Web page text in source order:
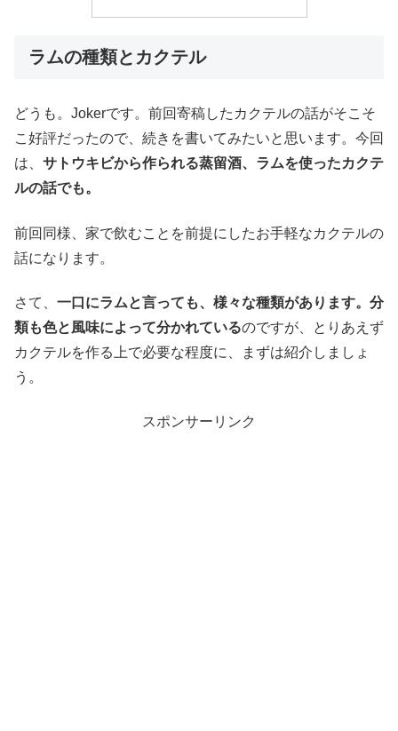
ラムの種類とカクテル
どうも。Jokerです。前回寄稿したカクテルの話がそこそ
こ好評だったので、続きを書いてみたいと思います。今回
は、 サトウキビから作られる蒸留酒、ラムを使ったカクテ
ルの話でも。
前回同様、家で飲むことを前提にしたお手軽なカクテルの
話になります。
さて、 一口にラムと言っても、様々な種類があります。分
類も色と風味によって分かれているのですが、とりあえず
カクテルを作る上で必要な程度に、まずは紹介しましょ
う。
スポンサーリンク